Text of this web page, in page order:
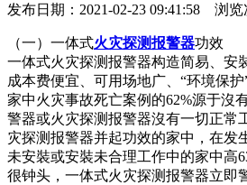
发布日期：2021-02-23 09:41:58 浏览
（一）一体式火灾探测报警器功效
一体式火灾探测报警器构造简易、安
成本费便宜、可用场地广、“环境保护
家中火灾事故死亡案例的62%源于沒
警器或火灾探测报警器沒有一切正常
灾探测报警器并起功效的家中，在发
未安裝或安裝未合理工作中的家中高
很钟头，一体式火灾探测报警器立即